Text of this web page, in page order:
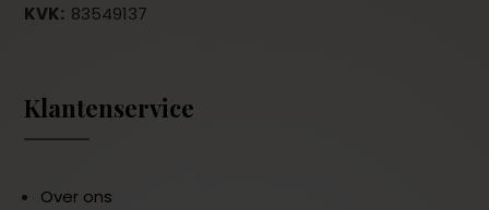
KVK: 83549137
Klantenservice
Over ons